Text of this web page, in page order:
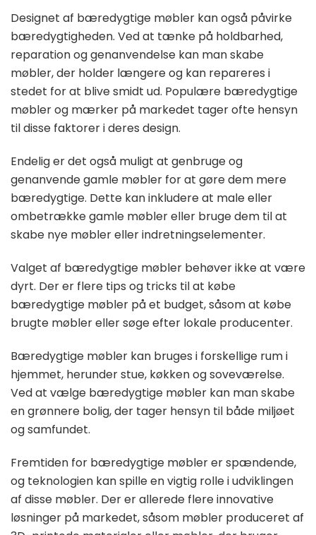
Designet af bæredygtige møbler kan også påvirke
bæredygtigheden. Ved at tænke på holdbarhed,
reparation og genanvendelse kan man skabe
møbler, der holder længere og kan repareres i
stedet for at blive smidt ud. Populære bæredygtige
møbler og mærker på markedet tager ofte hensyn
til disse faktorer i deres design.
Endelig er det også muligt at genbruge og
genanvende gamle møbler for at gøre dem mere
bæredygtige. Dette kan inkludere at male eller
ombetrække gamle møbler eller bruge dem til at
skabe nye møbler eller indretningselementer.
Valget af bæredygtige møbler behøver ikke at være
dyrt. Der er flere tips og tricks til at købe
bæredygtige møbler på et budget, såsom at købe
brugte møbler eller søge efter lokale producenter.
Bæredygtige møbler kan bruges i forskellige rum i
hjemmet, herunder stue, køkken og soveværelse.
Ved at vælge bæredygtige møbler kan man skabe
en grønnere bolig, der tager hensyn til både miljøet
og samfundet.
Fremtiden for bæredygtige møbler er spændende,
og teknologien kan spille en vigtig rolle i udviklingen
af disse møbler. Der er allerede flere innovative
løsninger på markedet, såsom møbler produceret af